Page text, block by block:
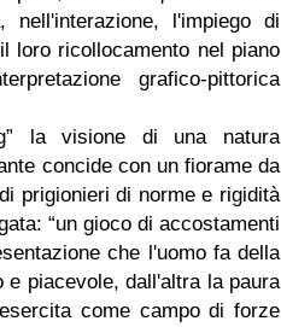
nell'interazione, l'impiego di
loro ricollocamento nel piano
grafico-pittorica
la visione di una natura
concide con un fiorame da
prigionieri di norme e rigidità
“un gioco di accostamenti
che l'uomo fa della
e piacevole, dall'altra la paura
come campo di forze